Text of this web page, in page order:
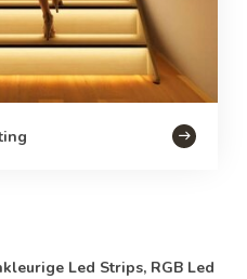
Led Strips, RGB Led